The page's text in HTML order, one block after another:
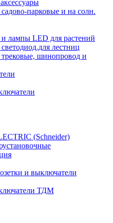
парковые и на солн.
лампы LED для растений
лестниц
шинопровод и
(Schneider)
и выключатели
ТДМ